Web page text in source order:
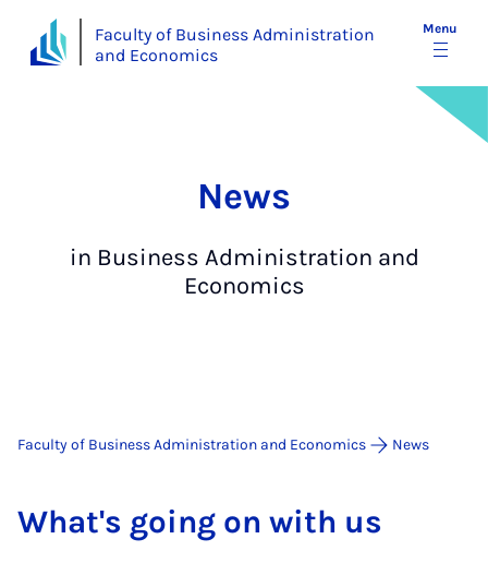
Faculty of Business Administration
and Economics
Menu
News
in Business Administration and
Economics
Faculty of Business Administration and Economics News
What's go­ing on with us